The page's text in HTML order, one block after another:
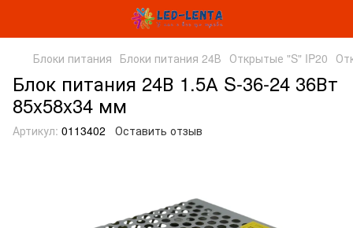
Блоки питания Блоки питания 24В Открытые "S" IP20
Блок питания 24В 1.5А S-36-24 36Вт
85x58x34 мм
Артикул: 0113402 Оставить отзыв